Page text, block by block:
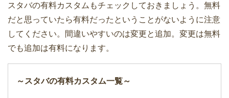
スタバの有料カスタムもチェックしておきましょう。無料
だと思っていたら有料だったということがないように注意
してください。間違いやすいのは変更と追加。変更は無料
でも追加は有料になります。
～スタバの有料カスタム一覧～